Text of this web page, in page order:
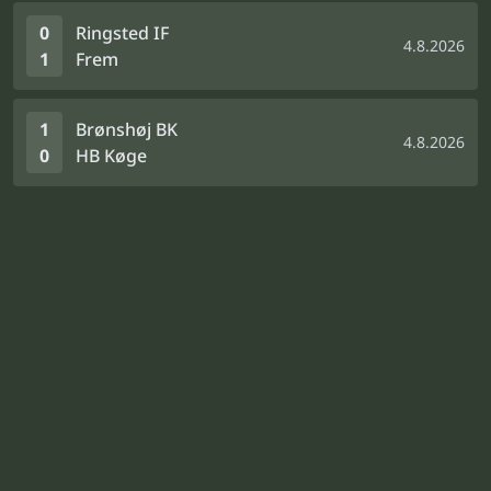
0
1
Ringsted IF
Frem
4.8.2026
1
0
Brønshøj BK
HB Køge
4.8.2026